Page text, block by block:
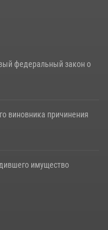
федеральный закон о
виновника причинения
имущество